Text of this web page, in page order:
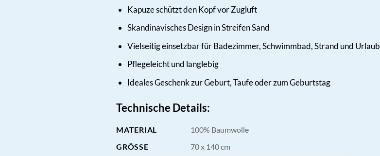
Kapuze schützt den Kopf vor Zugluft
Skandinavisches Design in Streifen Sand
Vielseitig einsetzbar für Badezimmer, Schwimmbad, Strand und Urlaub
Pflegeleicht und langlebig
Ideales Geschenk zur Geburt, Taufe oder zum Geburtstag
Technische Details:
MATERIAL
100% Baumwolle
GRÖSSE
70 x 140 cm